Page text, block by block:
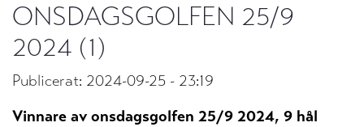
ONSDAGSGOLFEN 25/9
2024 (1)
Publicerat: 2024-09-25 - 23:19
Vinnare av onsdagsgolfen 25/9 2024, 9 hål